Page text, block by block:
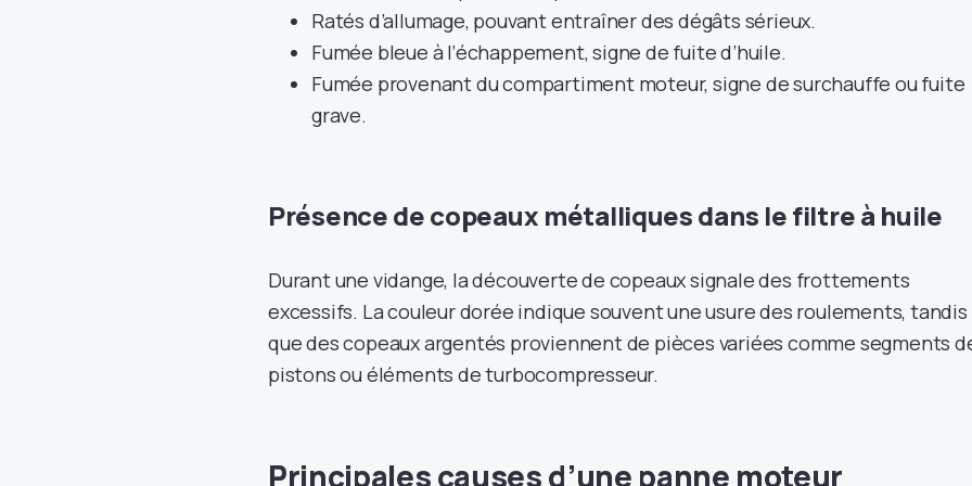
Ratés d’allumage, pouvant entraîner des dégâts sérieux.
Fumée bleue à l’échappement, signe de fuite d’huile.
Fumée provenant du compartiment moteur, signe de surchauffe ou fuite
grave.
Présence de copeaux métalliques dans le filtre à huile
Durant une vidange, la découverte de copeaux signale des frottements
excessifs. La couleur dorée indique souvent une usure des roulements, tandis
que des copeaux argentés proviennent de pièces variées comme segments
pistons ou éléments de turbocompresseur.
Principales causes d’une panne moteur